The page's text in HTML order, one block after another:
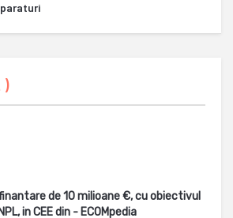
)
de 10 milioane €, cu obiectivul
in CEE din - ECOMpedia